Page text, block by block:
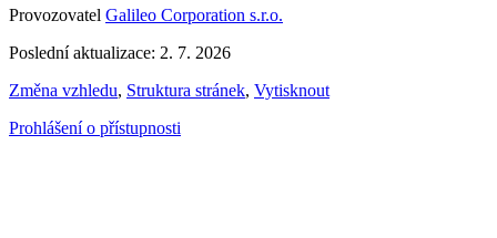
Provozovatel Galileo Corporation s.r.o.
Poslední aktualizace: 2. 7. 2026
Změna vzhledu, Struktura stránek, Vytisknout
Prohlášení o přístupnosti